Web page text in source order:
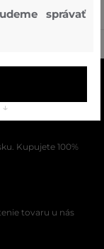
Kupujete 100%
tovaru u nás
správať